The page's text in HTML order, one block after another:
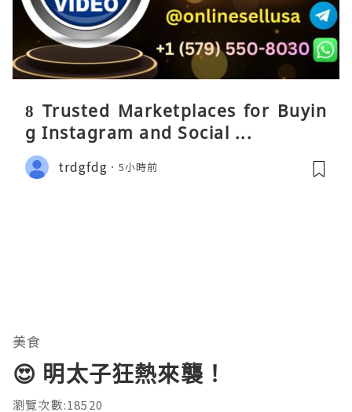
8 Trusted Marketplaces for Buyin
g Instagram and Social ...
trdgfdg 5小時前
美食
😍 明太子狂熱來襲！
瀏覽次數:18520